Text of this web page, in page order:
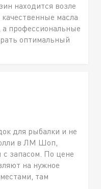
находится возле
масла
а профессиональные
оптимальный
для рыбалки и не
в ЛМ Шоп,
с запасом. По цене
на нужное
там